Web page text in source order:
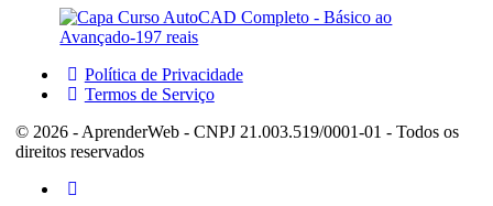
Política de Privacidade
Termos de Serviço
© 2026 - AprenderWeb - CNPJ 21.003.519/0001-01 - Todos os
direitos reservados